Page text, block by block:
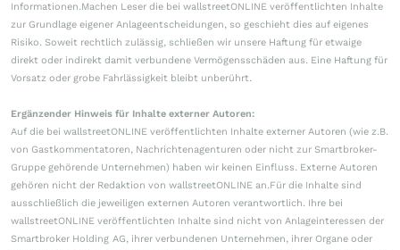
Informationen.Machen Leser die bei wallstreetONLINE veröffentlichten Inhalte
zur Grundlage eigener Anlageentscheidungen, so geschieht dies auf eigenes
Risiko. Soweit rechtlich zulässig, schließen wir unsere Haftung für etwaige
direkt oder indirekt damit verbundene Vermögensschäden aus. Eine Haftung für
Vorsatz oder grobe Fahrlässigkeit bleibt unberührt.
Ergänzender Hinweis für Inhalte externer Autoren:
Auf die bei wallstreetONLINE veröffentlichten Inhalte externer Autoren (wie z.B.
von Gastkommentatoren, Nachrichtenagenturen oder nicht zur Smartbroker-
Gruppe gehörende Unternehmen) haben wir keinen Einfluss. Externe Autoren
gehören nicht der Redaktion von wallstreetONLINE an.Für die Inhalte sind
ausschließlich die jeweiligen externen Autoren verantwortlich. Ihre bei
wallstreetONLINE veröffentlichten Inhalte sind nicht von Anlageinteressen der
Smartbroker Holding AG, ihrer verbundenen Unternehmen, ihrer Organe oder